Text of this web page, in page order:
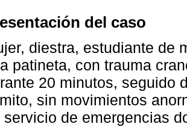
del caso
diestra, estudiante de
patineta, con trauma
20 minutos, seguido
sin movimientos
servicio de emergencias